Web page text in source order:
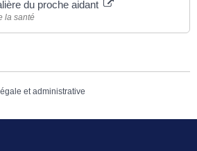
du proche aidant
la santé
et administrative